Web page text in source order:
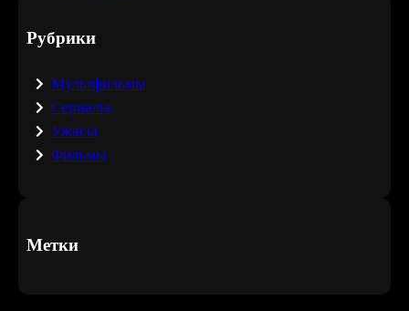
Рубрики
Мультфильмы
Сериалы
Ужасы
Фильмы
Метки